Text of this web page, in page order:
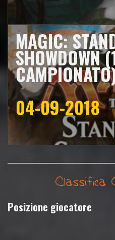
MAGIC:
SHOWDOWN
04-09-2018
Classifica
Posizione giocatore